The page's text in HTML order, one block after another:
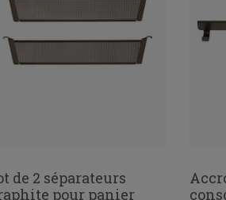
de 2 séparateurs
pour panier